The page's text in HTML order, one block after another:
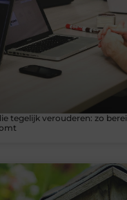
tegelijk verouderen: zo